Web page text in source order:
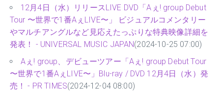
12月4日（水）リリースLIVE DVD「Aぇ! group Debut
Tour 〜世界で1番AぇLIVE〜」 ビジュアルコメンタリー
やマルチアングルなど見応えたっぷりな特典映像詳細を
発表！ - UNIVERSAL MUSIC JAPAN(2024-10-25 07:00)
Aぇ! group、デビューツアー「Aぇ! group Debut Tour
〜世界で1番AぇLIVE〜」Blu-ray / DVD 12月4日（水）発
売！ - PR TIMES(2024-12-04 08:00)